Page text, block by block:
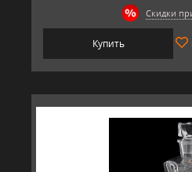
Скидки
Купить